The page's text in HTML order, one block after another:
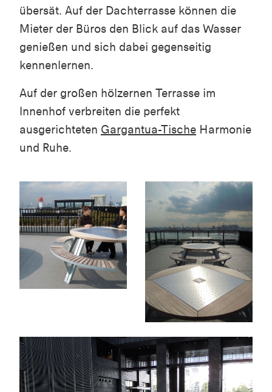
übersät. Auf der Dachterrasse können die
Mieter der Büros den Blick auf das Wasser
genießen und sich dabei gegenseitig
kennenlernen.
Auf der großen hölzernen Terrasse im
Innenhof verbreiten die perfekt
ausgerichteten Gargantua-Tische Harmonie
und Ruhe.